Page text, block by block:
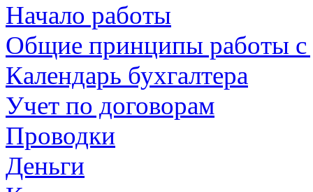
Начало работы
Общие принципы работы с
Календарь бухгалтера
Учет по договорам
Проводки
Деньги